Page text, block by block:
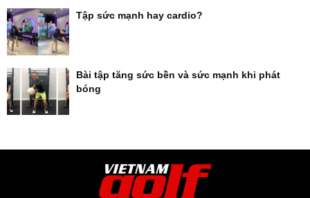
Tập sức mạnh hay cardio?
Bài tập tăng sức bền và sức mạnh khi phát
bóng